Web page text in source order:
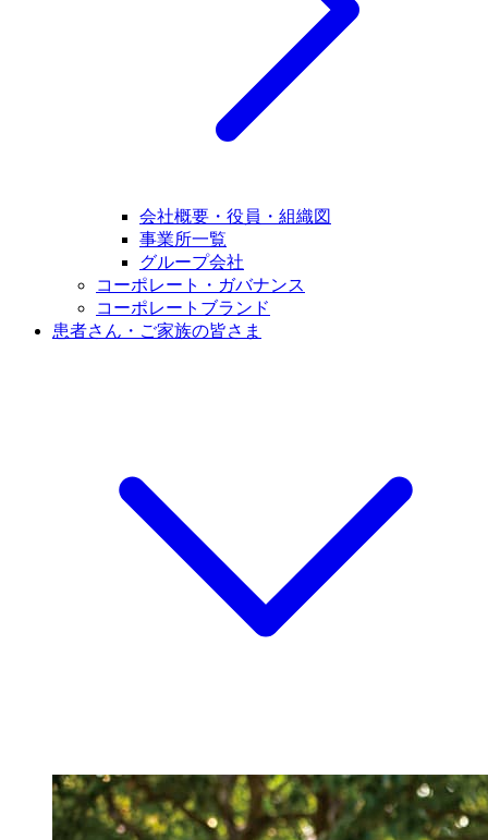
会社概要・役員・組織図
事業所一覧
グループ会社
コーポレート・ガバナンス
コーポレートブランド
患者さん・ご家族の皆さま